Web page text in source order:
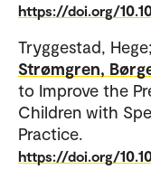
https://doi.org/
Tryggestad, Hege;
Strømgren,
to Improve the
Children with
Practice.
https://doi.org/